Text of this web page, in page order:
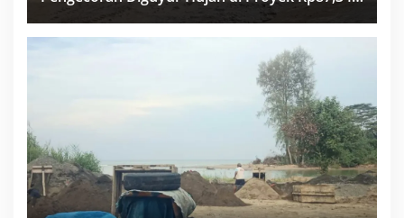
Miliar Sukma Nias, Konsultan, Pengawas dan
PPK Bungkam